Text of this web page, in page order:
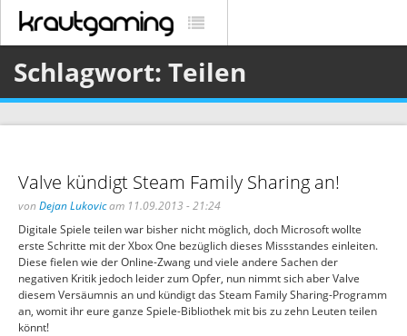
Schlagwort: Teilen
Valve kündigt Steam Family Sharing an!
von Dejan Lukovicam 11.09.2013 - 21:24
Digitale Spiele teilen war bisher nicht möglich, doch Microsoft wollte
erste Schritte mit der Xbox One bezüglich dieses Missstandes einleiten.
Diese fielen wie der Online-Zwang und viele andere Sachen der
negativen Kritik jedoch leider zum Opfer, nun nimmt sich aber Valve
diesem Versäumnis an und kündigt das Steam Family Sharing-Programm
an, womit ihr eure ganze Spiele-Bibliothek mit bis zu zehn Leuten teilen
könnt!